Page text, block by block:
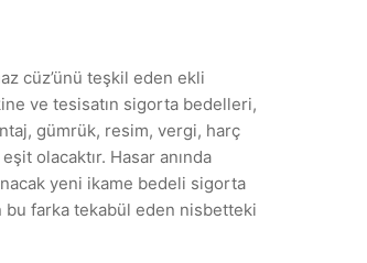
cüz’ünü teşkil eden ekli
ve tesisatın sigorta bedelleri,
gümrük, resim, vergi, harç
olacaktır. Hasar anında
yeni ikame bedeli sigorta
bu farka tekabül eden nisbetteki